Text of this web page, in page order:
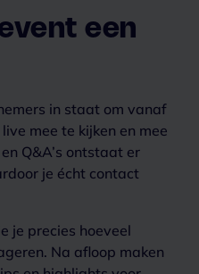
een
in staat om vanaf
mee te kijken en mee
Q&A’s ontstaat er
je écht contact
je precies hoeveel
Na afloop maken